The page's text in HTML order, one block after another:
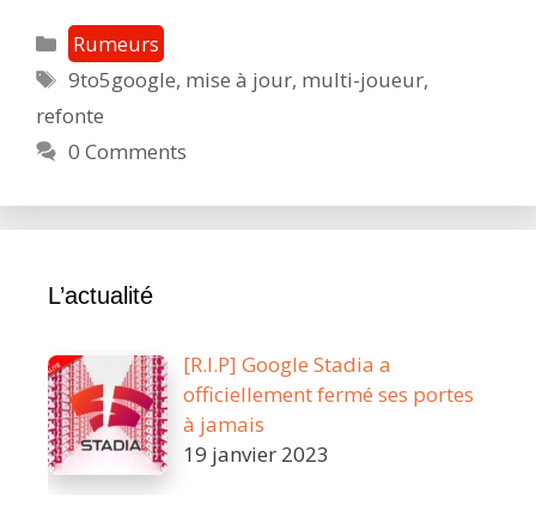
local,
refonte
de
l’interface
:
que
la
mise
jour
de
l’application
mobile
nous
Catégories
Rumeurs
Étiquettes
9to5google, mise à jour, multi-joueur,
refonte
0 Comments
L’actualité
[R.I.P] Google Stadia a
officiellement fermé ses portes
à jamais
19 janvier 2023